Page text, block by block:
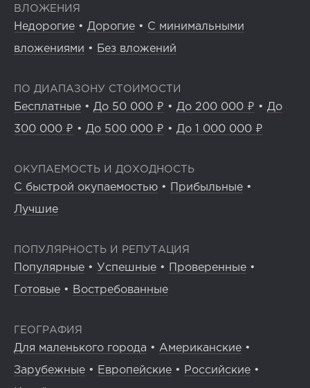
ВЛОЖЕНИЯ
Недорогие • Дорогие • С минимальными
вложениями • Без вложений
ПО ДИАПАЗОНУ СТОИМОСТИ
Бесплатные • До 50 000 ₽ • До 200 000 ₽ • До
300 000 ₽ • До 500 000 ₽ • До 1 000 000 ₽
ОКУПАЕМОСТЬ И ДОХОДНОСТЬ
С быстрой окупаемостью • Прибыльные •
Лучшие
ПОПУЛЯРНОСТЬ И РЕПУТАЦИЯ
Популярные • Успешные • Проверенные •
Готовые • Востребованные
ГЕОГРАФИЯ
Для маленького города • Американские •
Зарубежные • Европейские • Российские •